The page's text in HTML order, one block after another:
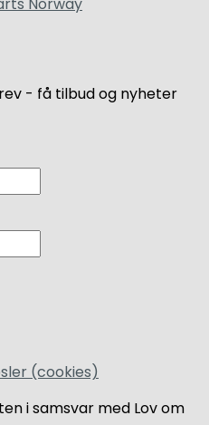
Norway
- få tilbud og nyheter
(cookies)
i samsvar med Lov om